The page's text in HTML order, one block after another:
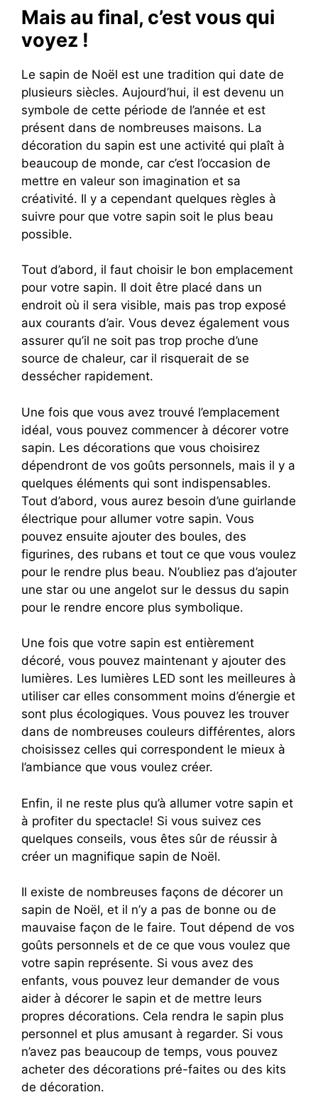
Mais au final, c’est vous qui
voyez !
Le sapin de Noël est une tradition qui date de
plusieurs siècles. Aujourd’hui, il est devenu un
symbole de cette période de l’année et est
présent dans de nombreuses maisons. La
décoration du sapin est une activité qui plaît à
beaucoup de monde, car c’est l’occasion de
mettre en valeur son imagination et sa
créativité. Il y a cependant quelques règles à
suivre pour que votre sapin soit le plus beau
possible.
Tout d’abord, il faut choisir le bon emplacement
pour votre sapin. Il doit être placé dans un
endroit où il sera visible, mais pas trop exposé
aux courants d’air. Vous devez également vous
assurer qu’il ne soit pas trop proche d’une
source de chaleur, car il risquerait de se
dessécher rapidement.
Une fois que vous avez trouvé l’emplacement
idéal, vous pouvez commencer à décorer votre
sapin. Les décorations que vous choisirez
dépendront de vos goûts personnels, mais il y a
quelques éléments qui sont indispensables.
Tout d’abord, vous aurez besoin d’une guirlande
électrique pour allumer votre sapin. Vous
pouvez ensuite ajouter des boules, des
figurines, des rubans et tout ce que vous voulez
pour le rendre plus beau. N’oubliez pas d’ajouter
une star ou une angelot sur le dessus du sapin
pour le rendre encore plus symbolique.
Une fois que votre sapin est entièrement
décoré, vous pouvez maintenant y ajouter des
lumières. Les lumières LED sont les meilleures à
utiliser car elles consomment moins d’énergie et
sont plus écologiques. Vous pouvez les trouver
dans de nombreuses couleurs différentes, alors
choisissez celles qui correspondent le mieux à
l’ambiance que vous voulez créer.
Enfin, il ne reste plus qu’à allumer votre sapin et
à profiter du spectacle! Si vous suivez ces
quelques conseils, vous êtes sûr de réussir à
créer un magnifique sapin de Noël.
Il existe de nombreuses façons de décorer un
sapin de Noël, et il n’y a pas de bonne ou de
mauvaise façon de le faire. Tout dépend de vos
goûts personnels et de ce que vous voulez que
votre sapin représente. Si vous avez des
enfants, vous pouvez leur demander de vous
aider à décorer le sapin et de mettre leurs
propres décorations. Cela rendra le sapin plus
personnel et plus amusant à regarder. Si vous
n’avez pas beaucoup de temps, vous pouvez
acheter des décorations pré-faites ou des kits
de décoration.